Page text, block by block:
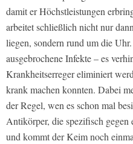
damit er Höchstleistungen
arbeitet schließlich nicht nur
liegen, sondern rund um die
ausgebrochene Infekte – es
Krankheitserreger eliminiert
krank machen konnten. Dabei
der Regel, wen es schon mal
Antikörper, die spezifisch
und kommt der Keim noch